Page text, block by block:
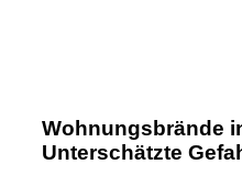
Wohnungsbrände
Unterschätzte